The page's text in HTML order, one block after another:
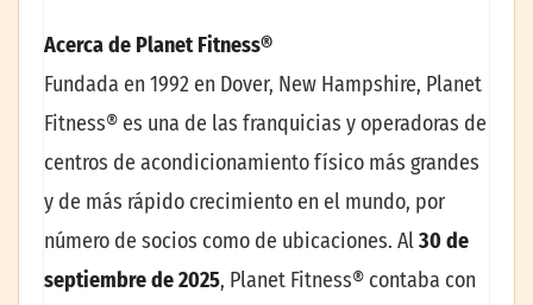
Acerca de Planet Fitness®
Fundada en 1992 en Dover, New Hampshire, Planet
Fitness® es una de las franquicias y operadoras de
centros de acondicionamiento físico más grandes
y de más rápido crecimiento en el mundo, por
número de socios como de ubicaciones. Al30 de
septiembre de 2025, Planet Fitness® contaba con